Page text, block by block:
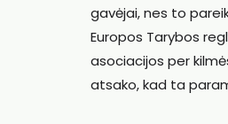
gavėjai, nes to
Europos Tarybos
asociacijos per
atsako, kad ta